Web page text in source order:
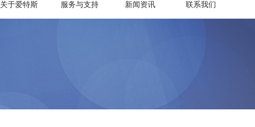
关于爱特斯 服务与支持 新闻资讯 联系我们